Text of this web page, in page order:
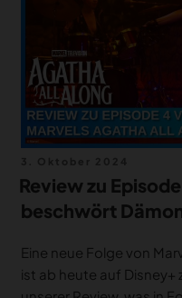
am
Review zu
beschwört
Eine neue Folge von
ist ab heute auf Disney+